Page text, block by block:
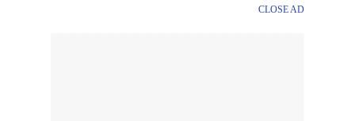
CLOSE AD